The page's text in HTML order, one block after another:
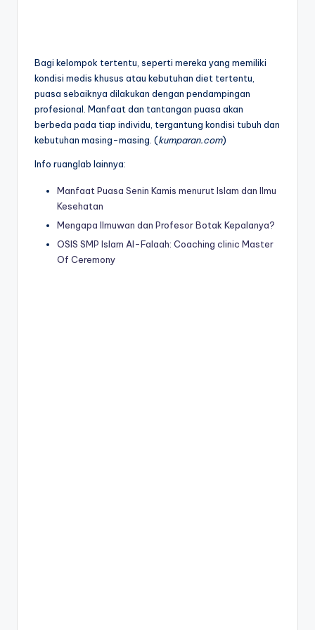
Bagi kelompok tertentu, seperti mereka yang memiliki
kondisi medis khusus atau kebutuhan diet tertentu,
puasa sebaiknya dilakukan dengan pendampingan
profesional. Manfaat dan tantangan puasa akan
berbeda pada tiap individu, tergantung kondisi tubuh dan
kebutuhan masing-masing. (kumparan.com)
Info ruanglab lainnya:
Manfaat Puasa Senin Kamis menurut Islam dan Ilmu
Kesehatan
Mengapa Ilmuwan dan Profesor Botak Kepalanya?
OSIS SMP Islam Al-Falaah: Coaching clinic Master
Of Ceremony